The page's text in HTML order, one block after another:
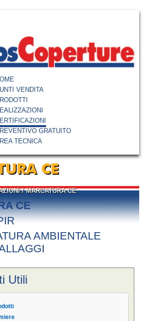
VENDITA
GRATUITO
TECNICA
CE
/MARCATURA CE
CE
AMBIENTALE
Utili